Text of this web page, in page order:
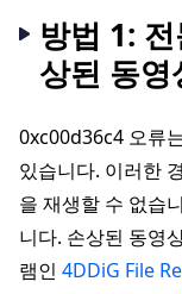
방법 1:
상된 동영
0xc00d36c4 오류
있습니다. 이러한
을 재생할 수 없습
니다. 손상된 동영
램인 4DDiG File